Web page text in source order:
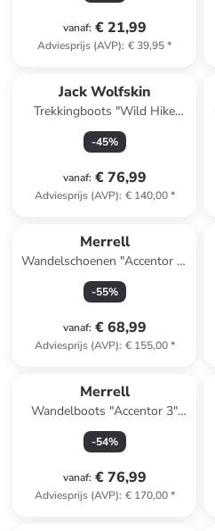
vanaf: € 21,99
Adviesprijs (AVP): € 39,95*
Jack Wolfskin
Trekkingboots "Wild Hike
Texapore Mid" roze
-45%
vanaf: € 76,99
Adviesprijs (AVP): € 140,00*
Merrell
Wandelschoenen "Accentor 3"
zwart
-55%
vanaf: € 68,99
Adviesprijs (AVP): € 155,00*
Merrell
Wandelboots "Accentor 3"
zwart
-54%
vanaf: € 76,99
Adviesprijs (AVP): € 170,00*